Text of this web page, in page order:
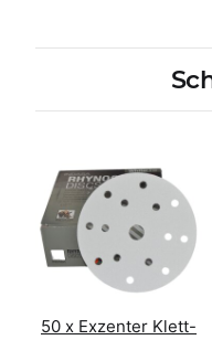
50 x Exzenter Klett-